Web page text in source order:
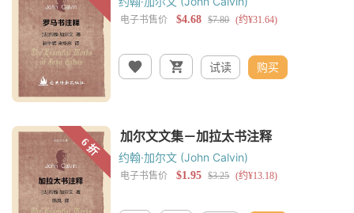
试读 购买
约翰·加尔文 (John Calvin)